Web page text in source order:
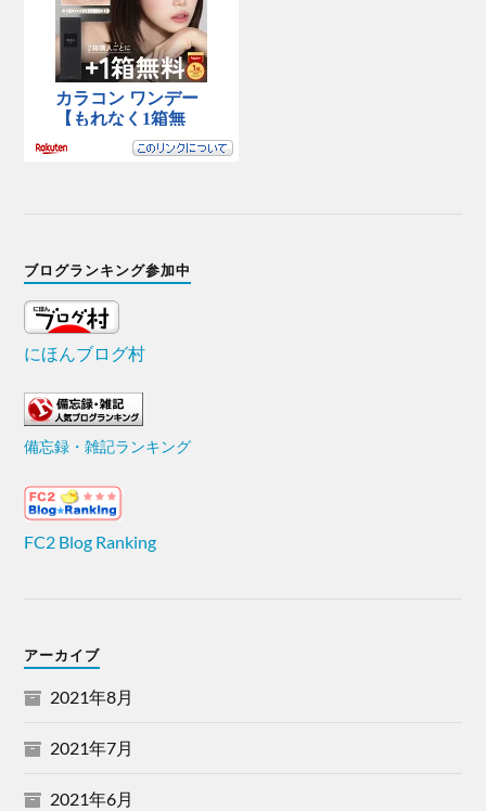
ブログランキング参加中
にほんブログ村
備忘録・雑記ランキング
FC2 Blog Ranking
アーカイブ
2021年8月
2021年7月
2021年6月